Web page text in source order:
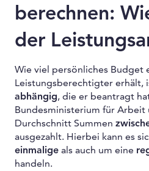
berechnen:
der
Wie viel persönliches Budget
Leistungsberechtigter erhält,
abhängig, die er beantragt
Bundesministerium für Arbeit
Durchschnitt Summen
ausgezahlt. Hierbei kann es
einmalige als auch um eine
handeln.